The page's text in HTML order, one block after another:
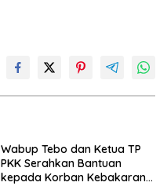
Wabup Tebo dan Ketua TP
PKK Serahkan Bantuan
kepada Korban Kebakaran